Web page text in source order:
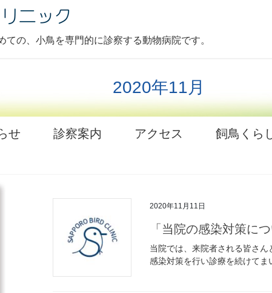
の、小鳥を専門的に診察する動物病院です。
2020年11月
せ 診察案内 アクセス 飼鳥くら
2020年11月11日
「当院の感染対策に
当院では、来院者される皆さ
感染対策を行い診療を続けてま